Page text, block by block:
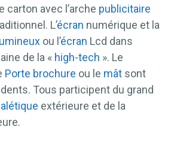
carton avec l’arche publicitaire
L’écran numérique et la
ou l’écran Lcd dans
de la « high-tech ». Le
Porte brochure ou le mât sont
Tous participent du grand
extérieure et de la